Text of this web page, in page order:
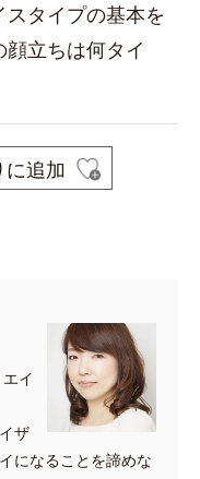
タイプの基本を
立ちは何タイ
に追加
イ
ザ
になることを諦めな